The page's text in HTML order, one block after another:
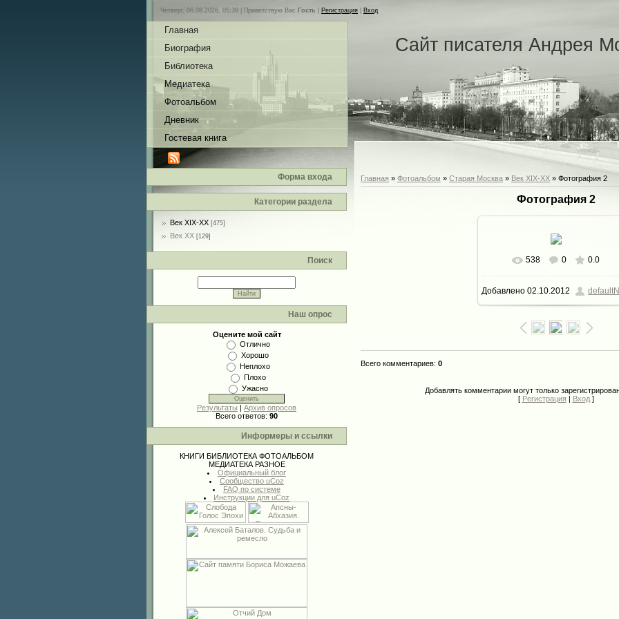
Четверг, 06.08.2026, 05:39 | Приветствую Вас Гость Регистрация Вход
Главная
Биография
Библиотека
Медиатека
Фотоальбом
Дневник
Гостевая книга
Форма входа
Категории раздела
Век XIX-ХХ [475]
Век ХХ [129]
Поиск
Наш опрос
Оцените мой сайт
Отлично
Хорошо
Неплохо
Плохо
Ужасно
Результаты | Архив опросов
Всего ответов: 90
Информеры и ссылки
КНИГИ БИБЛИОТЕКА ФОТОАЛЬБОМ
МЕДИАТЕКА РАЗНОЕ
Официальный блог
Сообщество uCoz
FAQ по системе
Инструкции для uCoz
Сайт писателя Андрея
Главная » Фотоальбом » Старая Москва » Век XIX-ХХ » Фотография 2
Фотография 2
В реальном размере
1521x1200/ 289.2Kb
538 0 0.0
Добавлено 02.10.2012
Всего комментариев: 0
Добавлять комментарии могут только
[ Регистрация | Вход]